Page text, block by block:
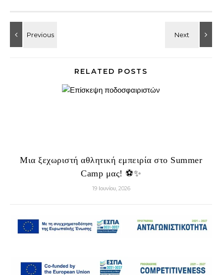
RELATED POSTS
Μια ξεχωριστή αθλητική εμπειρία στο Summer
Camp μας! ⚽✨
19 Ιουνίου, 2026